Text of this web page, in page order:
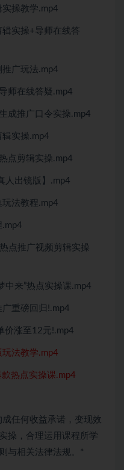
操教学.mp4
实操+导师在线答
广玩法.mp4
师在线答疑.mp4
成推广口令实操.mp4
实操.mp4
点剪辑实操.mp4
人出镜版】.mp4
法教程.mp4
.mp4
点推广视频剪辑实操
中来”热点实操课.mp4
重磅回归!.mp4
价涨至12元!.mp4
法教学.mp4
热点实操课.mp4
任何收益承诺，变现效
操，合理运用课程所学
与相关法律法规。*